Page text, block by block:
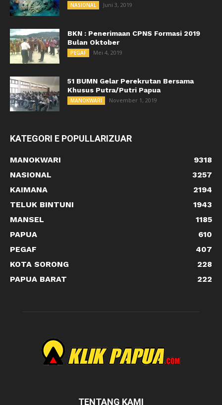
NASIONAL Juni 3, 2019
BKN : Penerimaan CPNS Formasi 2019
Bulan Oktober
PEGAF Mei 4, 2019
51 BUMN Gelar Perekrutan Bersama
Khusus Putra/Putri Papua
MANOKWARI November 1, 2019
KATEGORI E POPULLARIZUAR
MANOKWARI
9318
NASIONAL
3257
KAIMANA
2194
TELUK BINTUNI
1943
MANSEL
1185
PAPUA
610
PEGAF
407
KOTA SORONG
228
PAPUA BARAT
222
TENTANG KAMI